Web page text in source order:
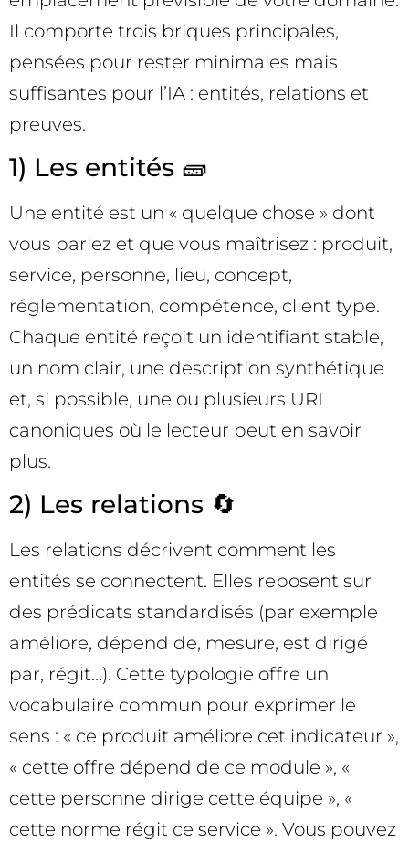
Il comporte trois briques principales,
pensées pour rester minimales mais
suffisantes pour l’IA : entités, relations et
preuves.
1) Les entités 🧱
Une entité est un « quelque chose » dont
vous parlez et que vous maîtrisez : produit,
service, personne, lieu, concept,
réglementation, compétence, client type.
Chaque entité reçoit un identifiant stable,
un nom clair, une description synthétique
et, si possible, une ou plusieurs URL
canoniques où le lecteur peut en savoir
plus.
2) Les relations 🔄
Les relations décrivent comment les
entités se connectent. Elles reposent sur
des prédicats standardisés (par exemple
améliore, dépend de, mesure, est dirigé
par, régit…). Cette typologie offre un
vocabulaire commun pour exprimer le
sens : « ce produit améliore cet indicateur »,
« cette offre dépend de ce module », «
cette personne dirige cette équipe », «
cette norme régit ce service ». Vous pouvez